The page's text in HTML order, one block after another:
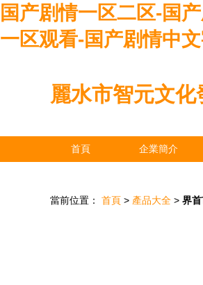
国产剧情一区二区-国
一区观看-国产剧情中
麗水市智元文化
首頁 企業簡介
當前位置： 首頁 > 產品大全 > 界